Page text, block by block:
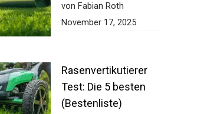
von Fabian Roth
November 17, 2025
Rasenvertikutierer
Test: Die 5 besten
(Bestenliste)